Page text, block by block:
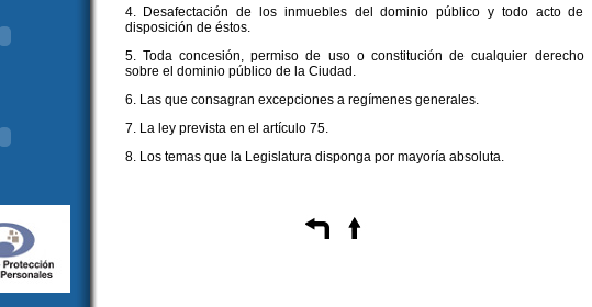
4. Desafectación de los inmuebles del dominio público y todo acto de
disposición de éstos.
5. Toda concesión, permiso de uso o constitución de cualquier derecho
sobre el dominio público de la Ciudad.
6. Las que consagran excepciones a regímenes generales.
7. La ley prevista en el artículo 75.
8. Los temas que la Legislatura disponga por mayoría absoluta.